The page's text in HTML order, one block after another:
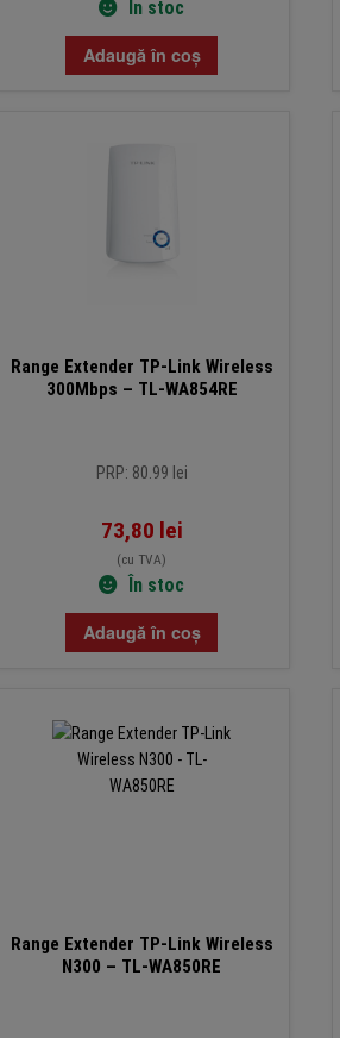
În stoc
Adaugă în coș
Range Extender TP-Link Wireless
300Mbps – TL-WA854RE
PRP: 80.99 lei
73,80 lei
(cu TVA)
În stoc
Adaugă în coș
Range Extender TP-Link Wireless
N300 – TL-WA850RE